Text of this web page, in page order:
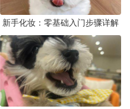
新手化妆：零基础入门步骤详解